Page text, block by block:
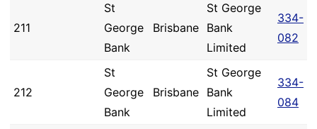
211
St
George
Bank
Brisbane
St George
Bank
Limited
334-
082
212
St
George
Bank
Brisbane
St George
Bank
Limited
334-
084